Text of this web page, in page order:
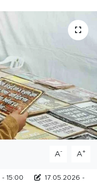
A- A+
- 15:00
17.05.2026 -